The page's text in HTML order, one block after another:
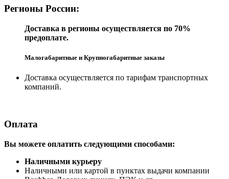
Регионы России:
Доставка в регионы осуществляется по 70%
предоплате.
Малогабаритные и Крупногабаритные заказы
Доставка осуществляется по тарифам транспортных
компаний.
Оплата
Вы можете оплатить следующими способами:
Наличными курьеру
Наличными или картой в пунктах выдачи компании